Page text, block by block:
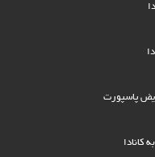
پاسپورت
کانادا